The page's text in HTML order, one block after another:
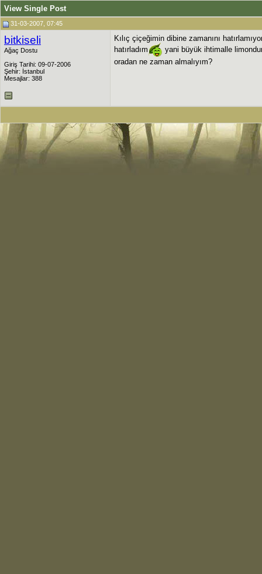
View Single Post
31-03-2007, 07:45
bitkiseli
Ağaç Dostu
Giriş Tarihi: 09-07-2006
Şehir: İstanbul
Mesajlar: 388
Kılıç çiçeğimin dibine zamanını
hatırladım
yani büyük ihtimalle
oradan ne zaman almalıyım?